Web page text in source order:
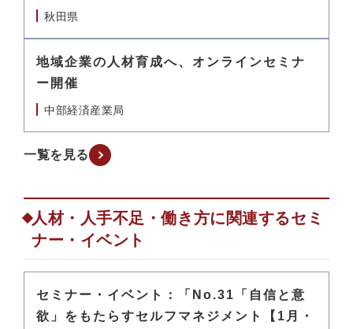
秋田県
地域企業の人材育成へ、オンラインセミナ
ー開催
中部経済産業局
一覧を見る
人材・人手不足・働き方に関連するセミ
ナー・イベント
セミナー・イベント：「No.31「自信と意
欲」をもたらすセルフマネジメント【1月・